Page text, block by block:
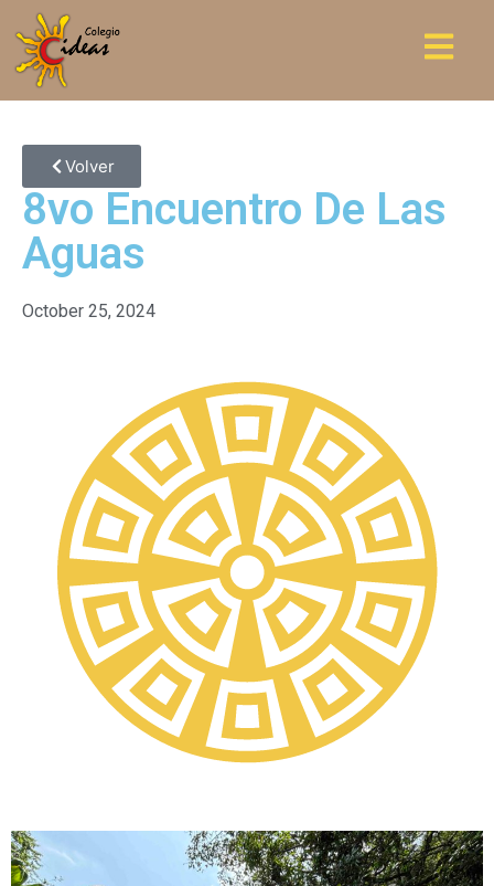
Volver
8vo Encuentro De Las
Aguas
October 25, 2024